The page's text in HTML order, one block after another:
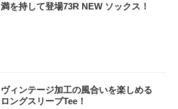
満を持して登場73R NEW ソックス！
ヴィンテージ加工の風合いを楽しめる
ロングスリーブTee！